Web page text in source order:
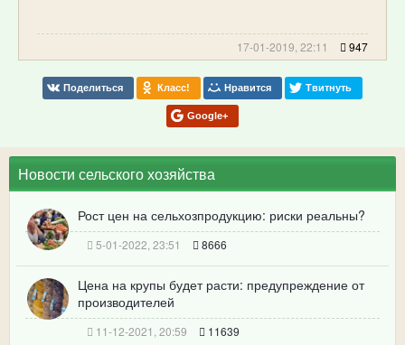
17-01-2019, 22:11 947
Поделиться Класс! Нравится Твитнуть
Google+
Новости сельского хозяйства
Рост цен на сельхозпродукцию: риски реальны?
5-01-2022, 23:51 8666
Цена на крупы будет расти: предупреждение от
производителей
11-12-2021, 20:59 11639